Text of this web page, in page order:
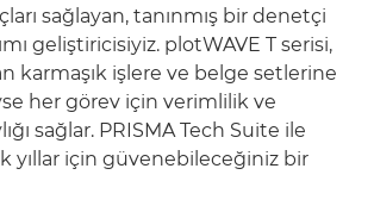
sağlayan, tanınmış bir denetçi
geliştiricisiyiz. plotWAVE T serisi,
karmaşık işlere ve belge setlerine
her görev için verimlilik ve
sağlar. PRISMA Tech Suite ile
yıllar için güvenebileceğiniz bir